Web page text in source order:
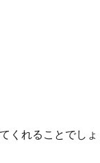
くれることでしょ